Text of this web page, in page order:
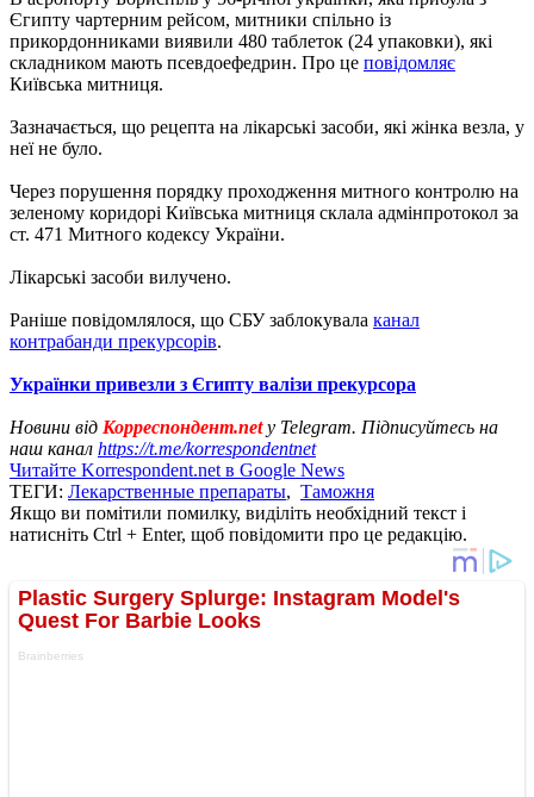
Єгипту чартерним рейсом, митники спільно із
прикордонниками виявили 480 таблеток (24 упаковки), які
складником мають псевдоефедрин. Про це повідомляє
Київська митниця.
Зазначається, що рецепта на лікарські засоби, які жінка везла, у
неї не було.
Через порушення порядку проходження митного контролю на
зеленому коридорі Київська митниця склала адмінпротокол за
ст. 471 Митного кодексу України.
Лікарські засоби вилучено.
Раніше повідомлялося, що СБУ заблокувала канал
контрабанди прекурсорів.
Українки привезли з Єгипту валізи прекурсора
Новини від Корреспондент.netу Telegram. Підписуйтесь на
наш канал https://t.me/korrespondentnet
Читайте Korrespondent.net в Google News
ТЕГИ: Лекарственные препараты, Таможня
Якщо ви помітили помилку, виділіть необхідний текст і
натисніть Ctrl + Enter, щоб повідомити про це редакцію.